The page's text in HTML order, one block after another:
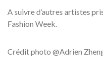
A suivre d’autres artistes
Fashion Week.
Crédit photo @Adrien